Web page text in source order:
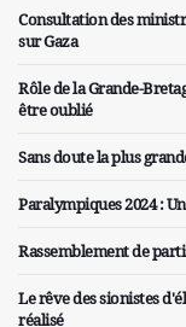
Consultation des
sur Gaza
Rôle de la Grande-
être oublié
Sans doute la plus
Paralympiques 2024 :
Rassemblement de
Le rêve des sionistes
réalisé